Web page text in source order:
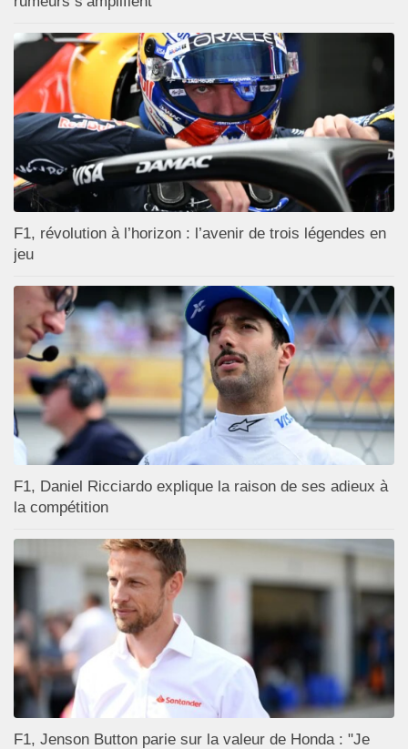
F1, révolution à l’horizon : l’avenir de trois légendes en
jeu
F1, Daniel Ricciardo explique la raison de ses adieux à
la compétition
F1, Jenson Button parie sur la valeur de Honda : "Je